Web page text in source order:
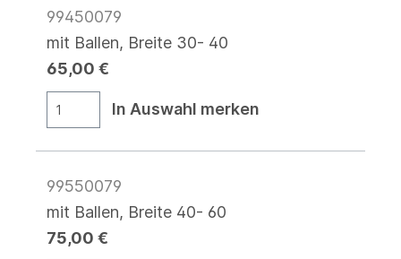
99450079
mit Ballen, Breite 30- 40
65,00 €
In Auswahl merken
99550079
mit Ballen, Breite 40- 60
75,00 €